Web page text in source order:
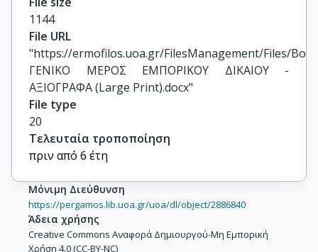
1144
File URL
"https://ermofilos.uoa.gr/FilesManagement/Files/
ΓΕΝΙΚΟ ΜΕΡΟΣ ΕΜΠΟΡΙΚΟΥ ΔΙΚΑΙΟΥ -
ΑΞΙΟΓΡΑΦΑ (Large Print).docx"
File type
20
Τελευταία τροποποίηση
πριν από 6 έτη
Μόνιμη Διεύθυνση
https://pergamos.lib.uoa.gr/uoa/dl/object/2886840
Άδεια χρήσης
Creative Commons Αναφορά Δημιουργού-Μη Εμπορική
Χρήση 4.0 (CC-BY-NC)